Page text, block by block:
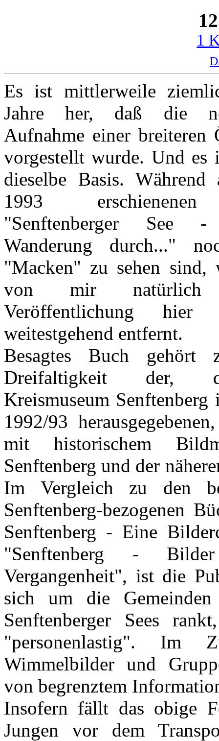
1
Es ist mittlerweile
Jahre her, daß die
Aufnahme einer breiteren
vorgestellt wurde. Und es
dieselbe Basis.
1993
"Senftenberger See -
Wanderung durch..."
"Macken" zu sehen sind,
von mir
Veröffentlichung
weitestgehend entfernt.
Besagtes Buch gehört
Dreifaltigkeit der,
Kreismuseum Senftenberg
1992/93
mit historischem
Senftenberg und der
Im Vergleich zu den
Senftenberg-bezogenen
Senftenberg - Eine
"Senftenberg -
Vergangenheit", ist die
sich um die
Senftenberger Sees
"personenlastig". Im
Wimmelbilder und
von begrenztem
Insofern fällt das obige
Jungen vor dem